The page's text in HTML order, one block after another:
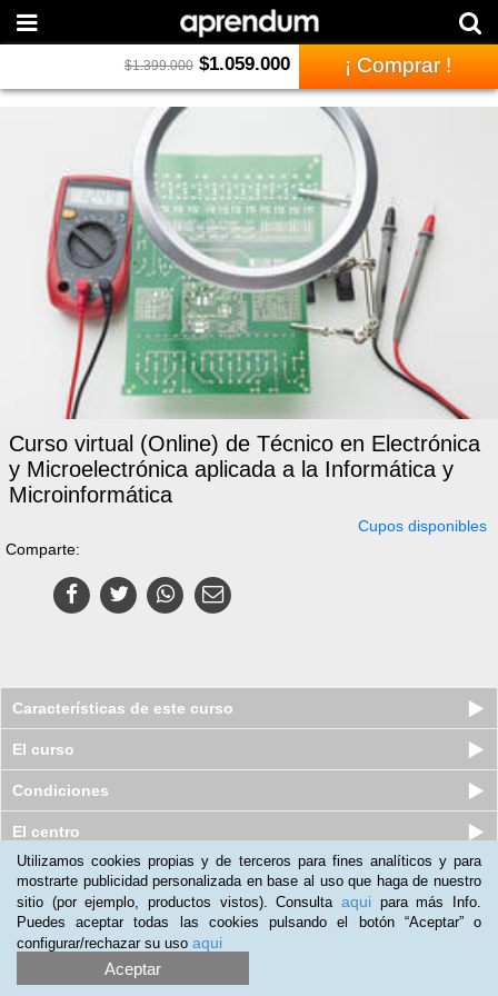
$1.399.000 $1.059.000 ¡ Comprar !
Curso virtual (Online) de Técnico en Electrónica
y Microelectrónica aplicada a la Informática y
Microinformática
Cupos disponibles
Comparte:
Características de este curso
El curso
Condiciones
El centro
Utilizamos cookies propias y de terceros para fines analíticos y para
mostrarte publicidad personalizada en base al uso que haga de nuestro
sitio (por ejemplo, productos vistos). Consulta aqui para más Info.
Puedes aceptar todas las cookies pulsando el botón “Aceptar” o
configurar/rechazar su uso aqui
Aceptar
Quiénes somos Preguntas frecuentes Atención al Cliente
Promociona tu negocio|Programa de Afiliación
2012-2026 Aprendum